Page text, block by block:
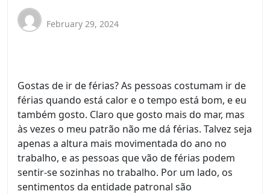
February 29, 2024
Gostas de ir de férias? As pessoas costumam ir de
férias quando está calor e o tempo está bom, e eu
também gosto. Claro que gosto mais do mar, mas
às vezes o meu patrão não me dá férias. Talvez seja
apenas a altura mais movimentada do ano no
trabalho, e as pessoas que vão de férias podem
sentir-se sozinhas no trabalho. Por um lado, os
sentimentos da entidade patronal são